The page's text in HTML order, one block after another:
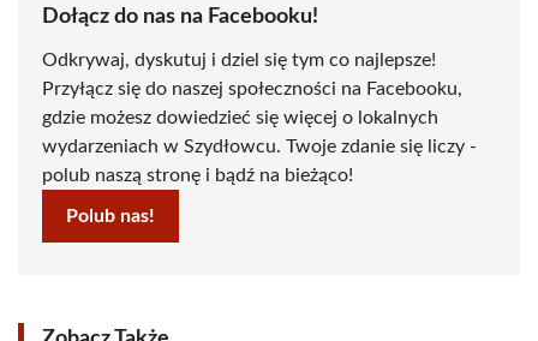
Dołącz do nas na Facebooku!
Odkrywaj, dyskutuj i dziel się tym co najlepsze!
Przyłącz się do naszej społeczności na Facebooku,
gdzie możesz dowiedzieć się więcej o lokalnych
wydarzeniach w Szydłowcu. Twoje zdanie się liczy -
polub naszą stronę i bądź na bieżąco!
Polub nas!